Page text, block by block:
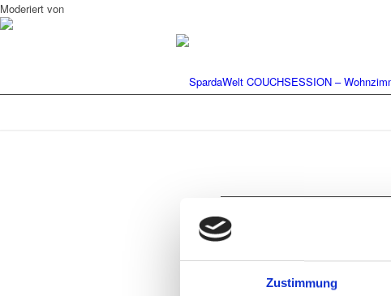
Zustimmung
Moderiert von
Hinterlasse einen
An der Diskussion beteiligen?